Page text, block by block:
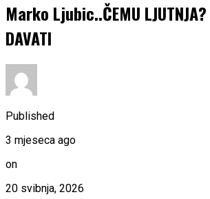
Marko Ljubic..ČEMU LJUTNJA?
DAVATI
Published
3 mjeseca ago
on
20 svibnja, 2026